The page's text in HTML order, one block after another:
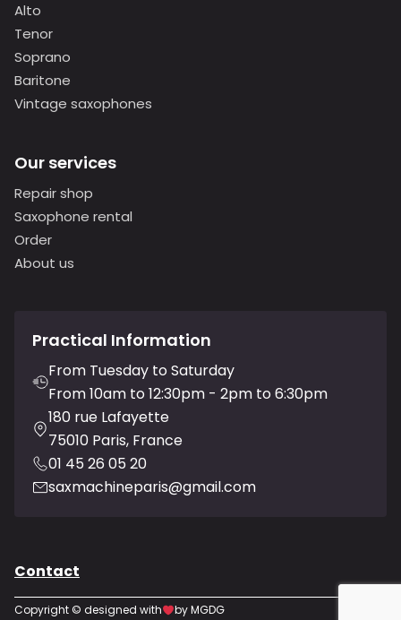
Alto
Tenor
Soprano
Baritone
Vintage saxophones
Our services
Repair shop
Saxophone rental
Order
About us
Practical Information
From Tuesday to Saturday
From 10am to 12:30pm - 2pm to 6:30pm
180 rue Lafayette
75010 Paris, France
01 45 26 05 20
saxmachineparis@gmail.com
Contact
Copyright © designed with by MGDG